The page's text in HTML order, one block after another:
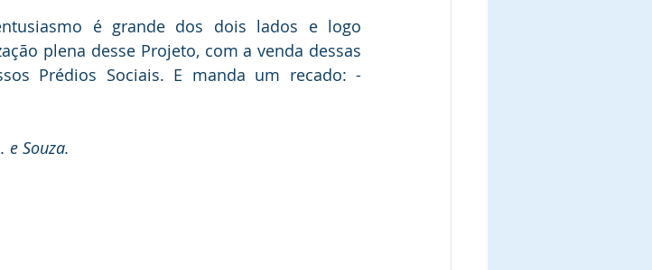
é grande dos dois lados e logo
plena desse Projeto, com a venda dessas
Prédios Sociais. E manda um recado: -
e Souza.